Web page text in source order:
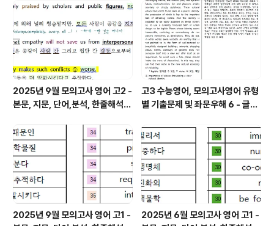
2025년 9월 모의고사 영어 고2 -
본문, 지문, 단어,분석, 한줄해석,
고3 수능영어, 모의고사영어 유형
별 기출문제 및 좌문우해 6 - 글의
2025년 9월 모의고사 영어 고1 -
2025년 6월 모의고사 영어 고1 -